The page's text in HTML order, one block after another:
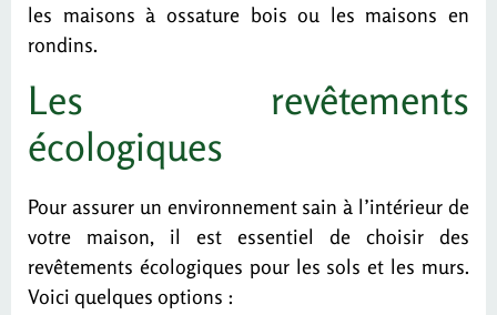
les maisons à ossature bois ou les maisons en
rondins.
Les revêtements
écologiques
Pour assurer un environnement sain à l’intérieur de
votre maison, il est essentiel de choisir des
revêtements écologiques pour les sols et les murs.
Voici quelques options :